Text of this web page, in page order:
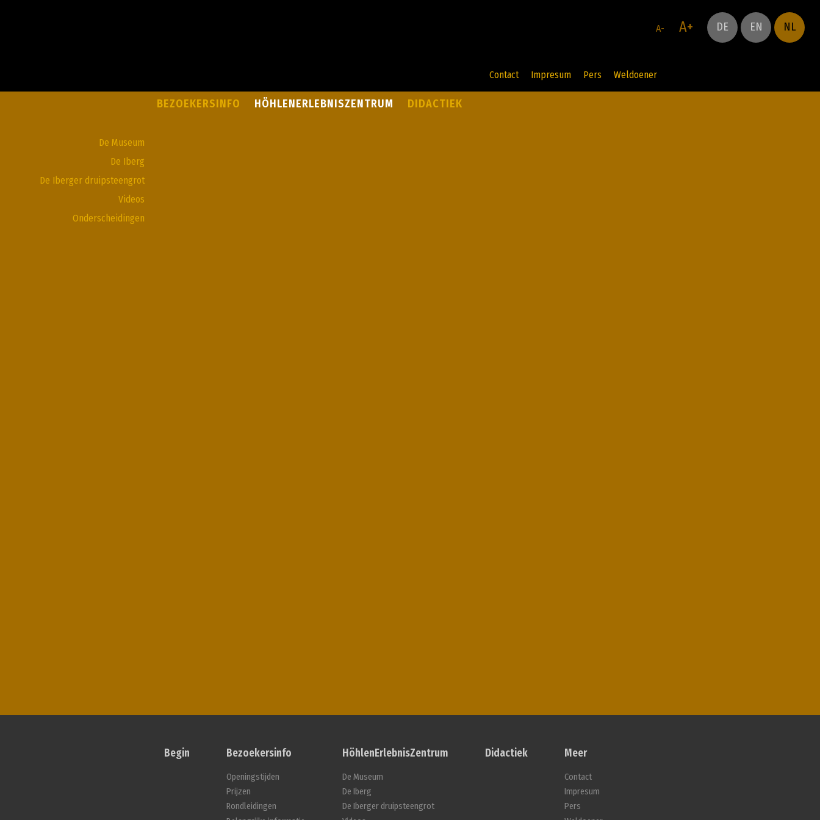
Weldoener
Pers
Impresum
Contact
BEZOEKERSINFO HÖHLENERLEBNISZENTRUM DIDACTIEK
De Museum
De Iberg
De Iberger druipsteengrot
Videos
Onderscheidingen
Begin Bezoekersinfo
Openingstijden
Prijzen
Rondleidingen
HöhlenErlebnisZentrum
De Museum
De Iberg
De Iberger druipsteengrot
Didactiek Meer
Contact
Impresum
Pers
A- A+ DE EN NL